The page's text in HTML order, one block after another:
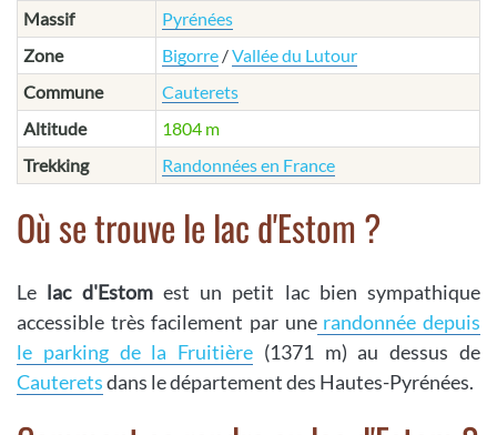
Massif
Pyrénées
Zone
Bigorre /Vallée du Lutour
Commune
Cauterets
Altitude
1804 m
Trekking
Randonnées en France
Où se trouve le lac d'Estom ?
Le lac d'Estomest un petit lac bien sympathique
accessible très facilement par unerandonnée depuis
le parking de la Fruitière (1371 m) au dessus de
Cauteretsdans le département des Hautes-Pyrénées.